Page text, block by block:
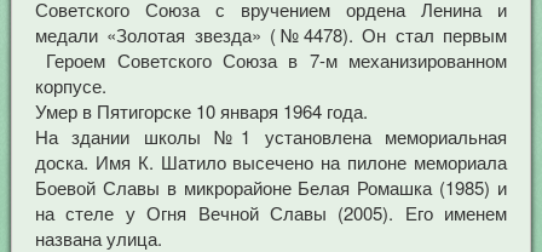
Советского Союза с вручением ордена Ленина и
медали «Золотая звезда» (№4478). Он стал первым
Героем Советского Союза в 7-м механизированном
корпусе.
Умер в Пятигорске 10 января 1964 года.
На здании школы №1 установлена мемориальная
доска. Имя К. Шатило высечено на пилоне мемориала
Боевой Славы в микрорайоне Белая Ромашка (1985) и
на стеле у Огня Вечной Славы (2005). Его именем
названа улица.